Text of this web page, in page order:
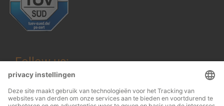
Follow us: